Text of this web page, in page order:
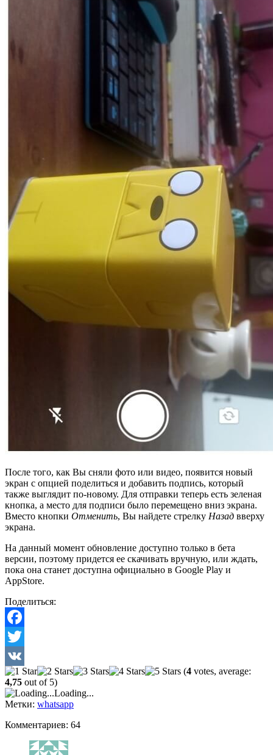
После того, как Вы сняли фото или видео, появится новый
экран с опцией поделиться и добавить подпись, который
также выглядит по-новому. Для отправки теперь есть зеленая
кнопка, а место для подписи было перемещено вниз экрана.
Вместо кнопки Отменить, Вы найдете стрелку Назад вверху
экрана.
На данный момент обновление доступно только в бета
версии, поэтому придется ее скачивать вручную, или ждать,
пока она станет доступна официально в Google Play и
AppStore.
Поделиться:
Facebook
Twitter
VK
(4 votes, average:
4,75 out of 5)
Loading...
Метки: whatsapp
Комментариев: 64